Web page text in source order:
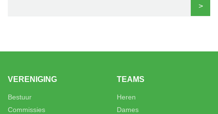
>
VERENIGING
Bestuur
Commissies
TEAMS
Heren
Dames